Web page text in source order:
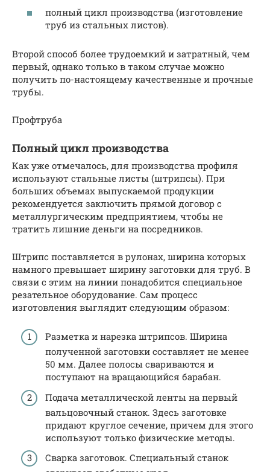
полный цикл производства (изготовление
труб из стальных листов).
Второй способ более трудоемкий и затратный, чем
первый, однако только в таком случае можно
получить по-настоящему качественные и прочные
трубы.
Профтруба
Полный цикл производства
Как уже отмечалось, для производства профиля
используют стальные листы (штрипсы). При
больших объемах выпускаемой продукции
рекомендуется заключить прямой договор с
металлургическим предприятием, чтобы не
тратить лишние деньги на посредников.
Штрипс поставляется в рулонах, ширина которых
намного превышает ширину заготовки для труб. В
связи с этим на линии понадобится специальное
резательное оборудование. Сам процесс
изготовления выглядит следующим образом:
Разметка и нарезка штрипсов. Ширина
полученной заготовки составляет не менее
50 мм. Далее полосы свариваются и
поступают на вращающийся барабан.
Подача металлической ленты на первый
вальцовочный станок. Здесь заготовке
придают круглое сечение, причем для этого
используют только физические методы.
Сварка заготовок. Специальный станок